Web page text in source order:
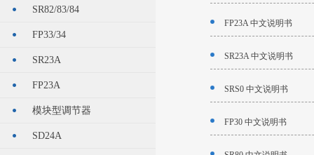
SR82/83/84
FP33/34
SR23A
FP23A
模块型调节器
SD24A
FP23A 中文说明书
SR23A 中文说明书
SRS0 中文说明书
FP30 中文说明书